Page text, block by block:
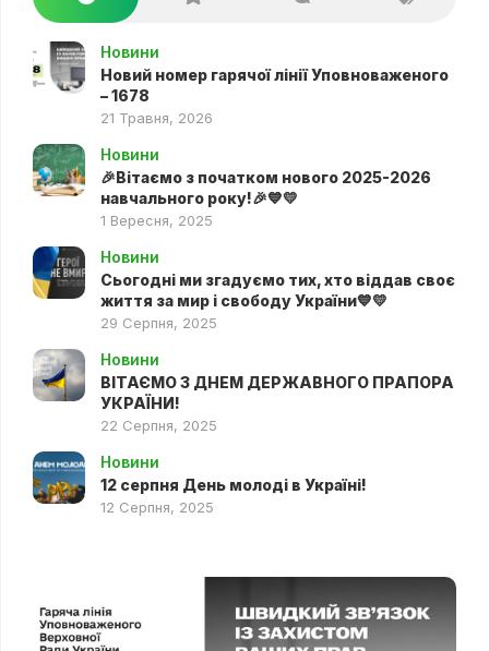
Новини
Новий номер гарячої лінії Уповноваженого
– 1678
21 Травня, 2026
Новини
🎉Вітаємо з початком нового 2025-2026
навчального року!🎉💙💛
1 Вересня, 2025
Новини
Сьогодні ми згадуємо тих, хто віддав своє
життя за мир і свободу України💙💛
29 Серпня, 2025
Новини
ВІТАЄМО З ДНЕМ ДЕРЖАВНОГО ПРАПОРА
УКРАЇНИ!
22 Серпня, 2025
Новини
12 серпня День молоді в Україні!
12 Серпня, 2025